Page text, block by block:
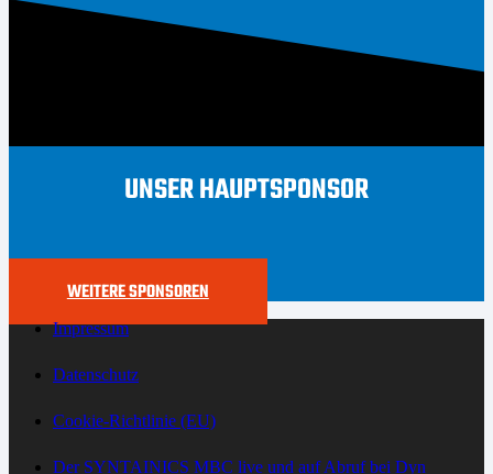
UNSER HAUPTSPONSOR
WEITERE SPONSOREN
Impressum
Datenschutz
Cookie-Richtlinie (EU)
Der SYNTAINICS MBC live und auf Abruf bei Dyn